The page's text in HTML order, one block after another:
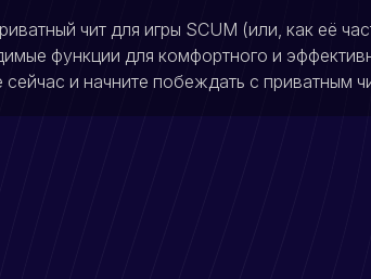
чит для игры SCUM (или, как её
функции для комфортного и
и начните побеждать с приватным